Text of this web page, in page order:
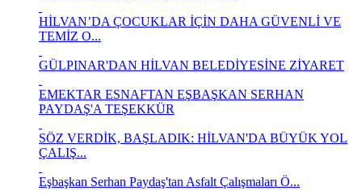
HİLVAN’DA ÇOCUKLAR İÇİN DAHA GÜVENLİ VE
TEMİZ O...
GÜLPINAR'DAN HİLVAN BELEDİYESİNE ZİYARET
EMEKTAR ESNAFTAN EŞBAŞKAN SERHAN
PAYDAŞ'A TEŞEKKÜR
SÖZ VERDİK, BAŞLADIK: HİLVAN'DA BÜYÜK YOL
ÇALIŞ...
Eşbaşkan Serhan Paydaş'tan Asfalt Çalışmaları Ö...